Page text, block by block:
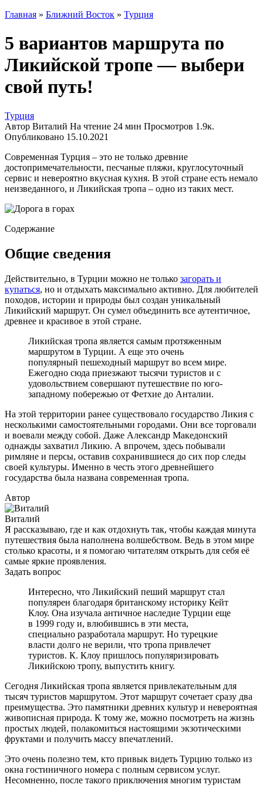
Главная » Ближний Восток » Турция
5 вариантов маршрута по
Ликийской тропе — выбери
свой путь!
Турция
Автор Виталий На чтение 24 мин Просмотров 1.9к.
Опубликовано 15.10.2021
Современная Турция – это не только древние
достопримечательности, песчаные пляжи, круглосуточный
сервис и невероятно вкусная кухня. В этой стране есть немало
неизведанного, и Ликийская тропа – одно из таких мест.
Содержание
Общие сведения
Действительно, в Турции можно не только загорать и
купаться, но и отдыхать максимально активно. Для любителей
походов, истории и природы был создан уникальный
Ликийский маршрут. Он сумел объединить все аутентичное,
древнее и красивое в этой стране.
Ликийская тропа является самым протяженным
маршрутом в Турции. А еще это очень
популярный пешеходный маршрут во всем мире.
Ежегодно сюда приезжают тысячи туристов и с
удовольствием совершают путешествие по юго-
западному побережью от Фетхие до Анталии.
На этой территории ранее существовало государство Ликия с
несколькими самостоятельными городами. Они все торговали
и воевали между собой. Даже Александр Македонский
однажды захватил Ликию. А впрочем, здесь побывали
римляне и персы, оставив сохранившиеся до сих пор следы
своей культуры. Именно в честь этого древнейшего
государства была названа современная тропа.
Автор
Виталий
Я рассказываю, где и как отдохнуть так, чтобы каждая минута
путешествия была наполнена волшебством. Ведь в этом мире
столько красоты, и я помогаю читателям открыть для себя её
самые яркие проявления.
Задать вопрос
Интересно, что Ликийский пеший маршрут стал
популярен благодаря британскому историку Кейт
Клоу. Она изучала античное наследие Турции еще
в 1999 году и, влюбившись в эти места,
специально разработала маршрут. Но турецкие
власти долго не верили, что тропа привлечет
туристов. К. Клоу пришлось популяризировать
Ликийскою тропу, выпустить книгу.
Сегодня Ликийская тропа является привлекательным для
тысяч туристов маршрутом. Этот маршрут сочетает сразу два
преимущества. Это памятники древних культур и невероятная
живописная природа. К тому же, можно посмотреть на жизнь
простых людей, полакомиться настоящими экзотическими
фруктами и получить массу впечатлений.
Это очень полезно тем, кто привык видеть Турцию только из
окна гостиничного номера с полным сервисом услуг.
Несомненно, после такого приключения многим туристам